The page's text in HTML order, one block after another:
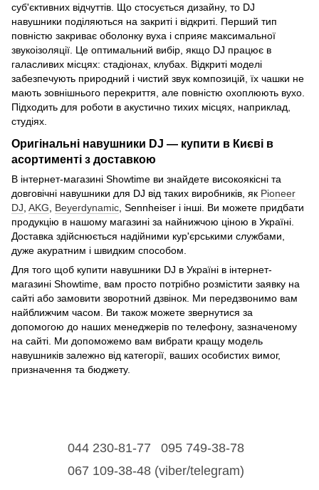
суб'єктивних відчуттів. Що стосується дизайну, то DJ
навушники поділяються на закриті і відкриті. Перший тип
повністю закриває оболонку вуха і сприяє максимальної
звукоізоляції. Це оптимальний вибір, якщо DJ працює в
галасливих місцях: стадіонах, клубах. Відкриті моделі
забезпечують природний і чистий звук композицій, їх чашки не
мають зовнішнього перекриття, але повністю охоплюють вухо.
Підходить для роботи в акустично тихих місцях, наприклад,
студіях.
Оригінальні навушники DJ — купити в Києві в
асортименті з доставкою
В інтернет-магазині Showtime ви знайдете високоякісні та
довговічні навушники для DJ від таких виробників, як Pioneer
DJ AKG Beyerdynamic , Sennheiser і інші. Ви можете придбати
продукцію в нашому магазині за найнижчою ціною в Україні.
Доставка здійснюється надійними кур'єрськими службами,
дуже акуратним і швидким способом.
Для того щоб купити навушники DJ в Україні в інтернет-
магазині Showtime, вам просто потрібно розмістити заявку на
сайті або замовити зворотний дзвінок. Ми передзвонимо вам
найближчим часом. Ви також можете звернутися за
допомогою до наших менеджерів по телефону, зазначеному
на сайті. Ми допоможемо вам вибрати кращу модель
навушників залежно від категорії, ваших особистих вимог,
призначення та бюджету.
044 230-81-77
095 749-38-78
067 109-38-48 (viber/telegram)